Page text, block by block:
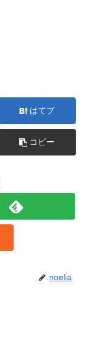
はてブ
コピー
noelia